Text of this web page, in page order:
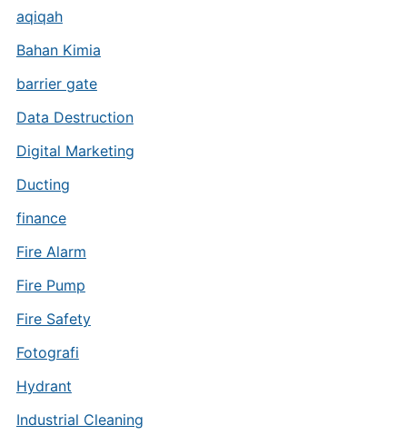
aqiqah
Bahan Kimia
barrier gate
Data Destruction
Digital Marketing
Ducting
finance
Fire Alarm
Fire Pump
Fire Safety
Fotografi
Hydrant
Industrial Cleaning